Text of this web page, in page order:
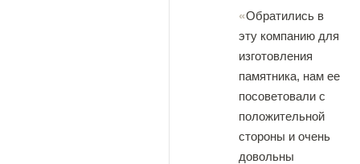
Обратились в
эту компанию для
изготовления
памятника, нам ее
посоветовали с
положительной
стороны и очень
довольны